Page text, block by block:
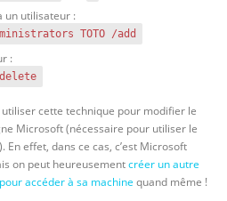
un utilisateur :
TOTO /add
:
cette technique pour modifier le
Microsoft (nécessaire pour utiliser le
effet, dans ce cas, c’est Microsoft
on peut heureusementcréer un autre
accéder à sa machine quand même !